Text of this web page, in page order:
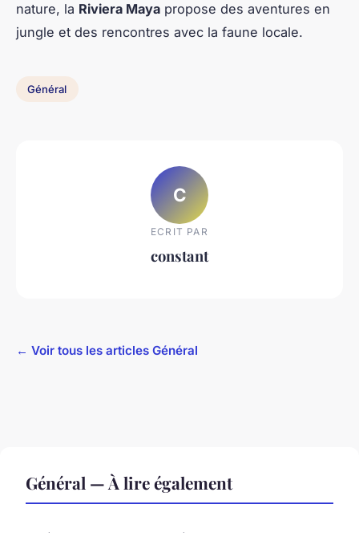
nature, la Riviera Maya propose des aventures en
jungle et des rencontres avec la faune locale.
Général
C
ECRIT PAR
constant
← Voir tous les articles Général
Général — À lire également